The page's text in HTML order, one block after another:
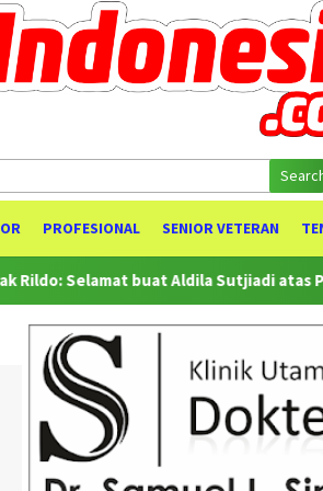
PROFESIONAL SENIOR VETERAN
buat Aldila Sutjiadi atas Prestasinya